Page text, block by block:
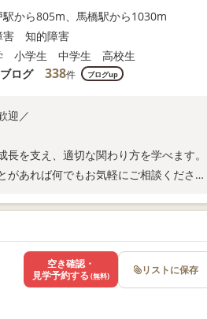
駅から805m、馬橋駅から1030m
害 知的障害
小学生 中学生 高校生
ブログ 338件 ブログup
迎／
を支え、適切な関わり方を学べます。
あれば何でもお気軽にご相談くださ
空き確認・
見学予約する (無料) リストに保存